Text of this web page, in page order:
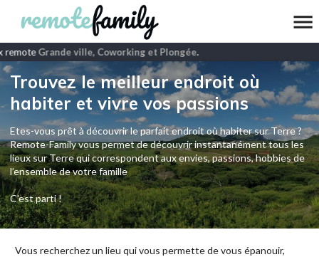
Grande ville, Coworking et Plongée.
Trouvez le meilleur endroit où
habiter et vivre vos passions
Etes-vous prêt à découvrir le parfait endroit où habiter sur Terre ?
Remote-Family vous permet de découvrir instantanément tous les
lieux sur Terre qui correspondent aux envies, passions, hobbies de
l’ensemble de votre famille
C'est parti !
Vous recherchez un lieu qui vous permette de vous épanouir,